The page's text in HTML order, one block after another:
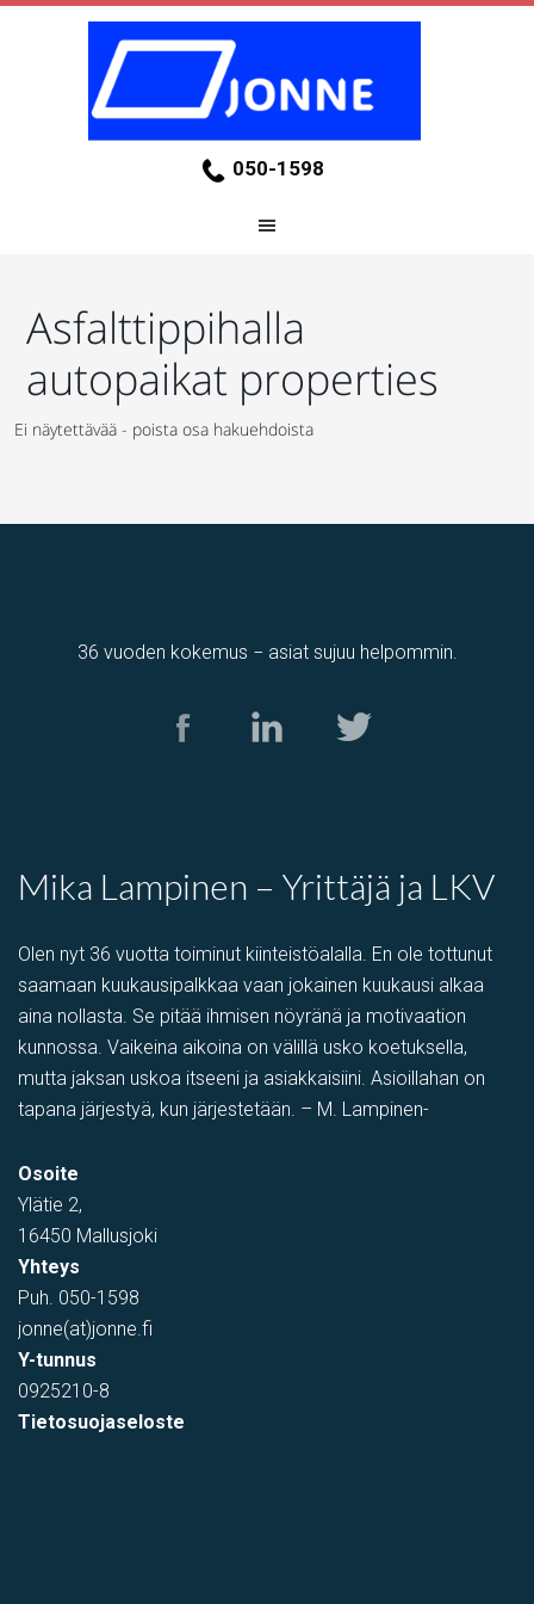
050-1598
Asfalttippihalla
autopaikat properties
Ei näytettävää - poista osa hakuehdoista
36 vuoden kokemus − asiat sujuu helpommin.
Mika Lampinen – Yrittäjä ja LKV
Olen nyt 36 vuotta toiminut kiinteistöalalla. En ole tottunut
saamaan kuukausipalkkaa vaan jokainen kuukausi alkaa
aina nollasta. Se pitää ihmisen nöyränä ja motivaation
kunnossa. Vaikeina aikoina on välillä usko koetuksella,
mutta jaksan uskoa itseeni ja asiakkaisiini. Asioillahan on
tapana järjestyä, kun järjestetään. – M. Lampinen-
Osoite
Ylätie 2,
16450 Mallusjoki
Yhteys
Puh. 050-1598
jonne(at)jonne.fi
Y-tunnus
0925210-8
Tietosuojaseloste